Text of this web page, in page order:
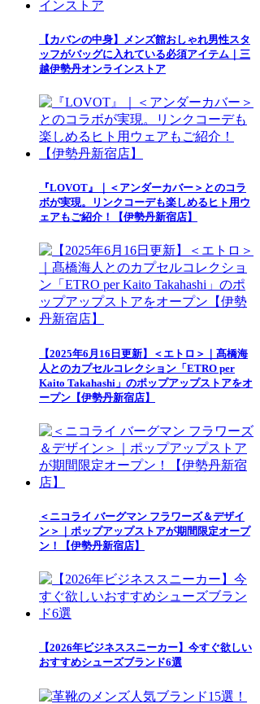
【カバンの中身】メンズ館おしゃれ男性スタ
ッフがバッグに入れている必須アイテム｜三
越伊勢丹オンラインストア
『LOVOT』｜＜アンダーカバー＞とのコラ
ボが実現。リンクコーデも楽しめるヒト用ウ
ェアもご紹介！【伊勢丹新宿店】
【2025年6月16日更新】＜エトロ＞｜髙橋海
人とのカプセルコレクション「ETRO per
Kaito Takahashi」のポップアップストアをオ
ープン【伊勢丹新宿店】
＜ニコライ バーグマン フラワーズ＆デザイ
ン＞｜ポップアップストアが期間限定オープ
ン！【伊勢丹新宿店】
【2026年ビジネススニーカー】今すぐ欲しい
おすすめシューズブランド6選